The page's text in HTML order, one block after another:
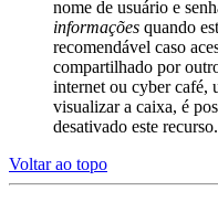
nome de usuário e
informações quando
recomendável caso
compartilhado por
internet ou cyber café,
visualizar a caixa, é
desativado este recurso.
Voltar ao topo